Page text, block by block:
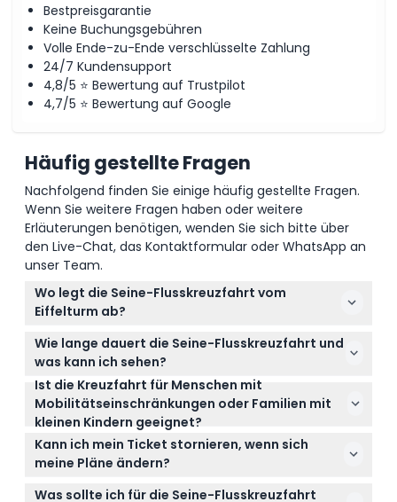
Bestpreisgarantie
Keine Buchungsgebühren
Volle Ende-zu-Ende verschlüsselte Zahlung
24/7 Kundensupport
4,8/5 ⭐ Bewertung auf Trustpilot
4,7/5 ⭐ Bewertung auf Google
Häufig gestellte Fragen
Nachfolgend finden Sie einige häufig gestellte Fragen.
Wenn Sie weitere Fragen haben oder weitere
Erläuterungen benötigen, wenden Sie sich bitte über
den Live-Chat, das Kontaktformular oder WhatsApp an
unser Team.
Wo legt die Seine-Flusskreuzfahrt vom
Eiffelturm ab?
Die Kreuzfahrt legt am 7 Port de la Bourdonnais ab,
nur 5 Gehminuten vom Eiffelturm entfernt.
Wie lange dauert die Seine-Flusskreuzfahrt und
was kann ich sehen?
Die Kreuzfahrt dauert etwa 1 Stunde und bietet
schöne Ausblicke auf berühmte
Sehenswürdigkeiten wie Notre-Dame, Musée
d’Orsay und historische Brücken, alles begleitet von
einem mehrsprachigen Audiokommentar.
Ist die Kreuzfahrt für Menschen mit
Mobilitätseinschränkungen oder Familien mit
kleinen Kindern geeignet?
Ja, die Boote sind rollstuhlgerecht und für Kinder im
Alter von 0-3 Jahren kostenlos, was es zu einem
Kann ich mein Ticket stornieren, wenn sich
meine Pläne ändern?
Tickets sind nicht erstattungsfähig und können
Was sollte ich für die Seine-Flusskreuzfahrt